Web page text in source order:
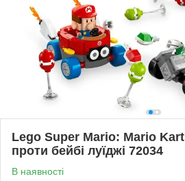
Lego Super Mario: Mario Kart
проти бейбі луїджі 72034
В наявності